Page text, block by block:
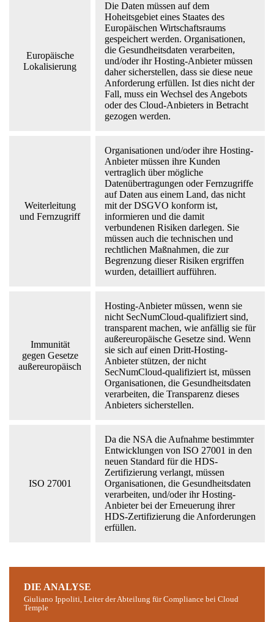
Europäische
Lokalisierung
Die Daten müssen auf dem
Hoheitsgebiet eines Staates des
Europäischen Wirtschaftsraums
gespeichert werden. Organisationen,
die Gesundheitsdaten verarbeiten,
und/oder ihr Hosting-Anbieter müssen
daher sicherstellen, dass sie diese neue
Anforderung erfüllen. Ist dies nicht der
Fall, muss ein Wechsel des Angebots
oder des Cloud-Anbieters in Betracht
gezogen werden.
Weiterleitung
und Fernzugriff
Organisationen und/oder ihre Hosting-
Anbieter müssen ihre Kunden
vertraglich über mögliche
Datenübertragungen oder Fernzugriffe
auf Daten aus einem Land, das nicht
mit der DSGVO konform ist,
informieren und die damit
verbundenen Risiken darlegen. Sie
müssen auch die technischen und
rechtlichen Maßnahmen, die zur
Begrenzung dieser Risiken ergriffen
wurden, detailliert aufführen.
Immunität
gegen Gesetze
außereuropäisch
Hosting-Anbieter müssen, wenn sie
nicht SecNumCloud-qualifiziert sind,
transparent machen, wie anfällig sie für
außereuropäische Gesetze sind. Wenn
sie sich auf einen Dritt-Hosting-
Anbieter stützen, der nicht
SecNumCloud-qualifiziert ist, müssen
Organisationen, die Gesundheitsdaten
verarbeiten, die Transparenz dieses
Anbieters sicherstellen.
ISO 27001
Da die NSA die Aufnahme bestimmter
Entwicklungen von ISO 27001 in den
neuen Standard für die HDS-
Zertifizierung verlangt, müssen
Organisationen, die Gesundheitsdaten
verarbeiten, und/oder ihr Hosting-
Anbieter bei der Erneuerung ihrer
HDS-Zertifizierung die Anforderungen
erfüllen.
DIE ANALYSE
Giuliano Ippoliti, Leiter der Abteilung für Compliance bei Cloud
Temple